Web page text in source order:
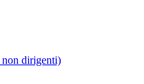
dirigenti)